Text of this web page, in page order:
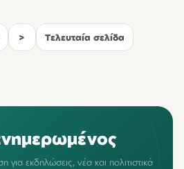
> Τελευταία σελίδα
εκδηλώσεις, νέα και πολιτιστικά